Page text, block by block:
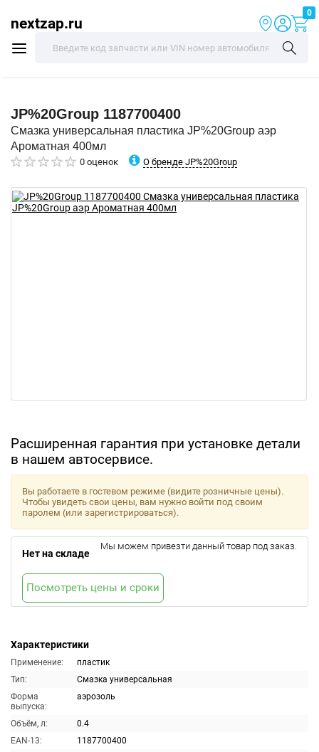
nextzap.ru
0
JP%20Group 1187700400
Смазка универсальная пластика JP%20Group аэр
Ароматная 400мл
0 оценок О бренде JP%20Group
Расширенная гарантия при установке детали
в нашем автосервисе.
Характеристики
Применение:
пластик
Тип:
Смазка универсальная
Форма
выпуска:
аэрозоль
Объём, л:
0.4
EAN-13:
1187700400
Вы работаете в гостевом режиме (видите розничные цены).
Чтобы увидеть свои цены, вам нужно войти под своим
паролем (или зарегистрироваться).
Нет на складе
Мы можем привезти данный товар под заказ.
Посмотреть цены и сроки